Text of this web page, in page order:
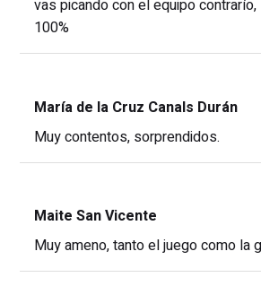
vas picando con el equipo
100%
María de la Cruz Canals Durán
Muy contentos, sorprendidos.
Maite San Vicente
Muy ameno, tanto el juego como la